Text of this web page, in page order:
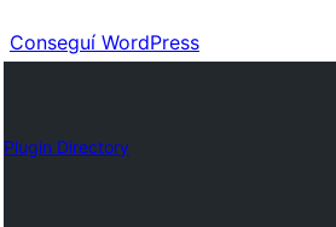
Conseguí WordPress
Plugin Directory